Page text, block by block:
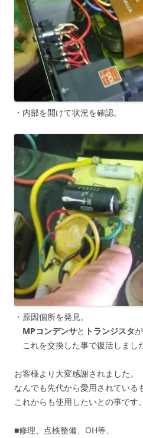
・内部を開けて状況を確認。
・原因個所を発見。
MPコンデンサと トランジスタ
これを交換した事で復活しまし
お客様より大変感謝されました。
なんでも先代から愛用されている
これからも使用したいとの事です。
■修理、点検整備、OH等、